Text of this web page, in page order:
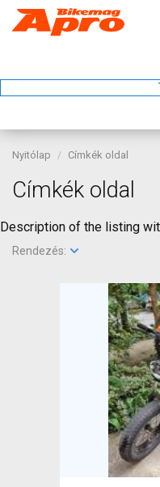
Nyitólap Címkék oldal
Címkék oldal
Description of the listing
Rendezés: